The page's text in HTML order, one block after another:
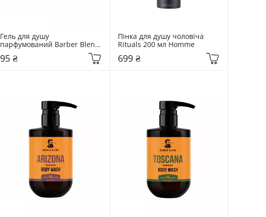
Гель для душу
парфумований Barber Blend
95 ₴
Пінка для душу чоловіча
Rituals 200 мл Homme
699 ₴